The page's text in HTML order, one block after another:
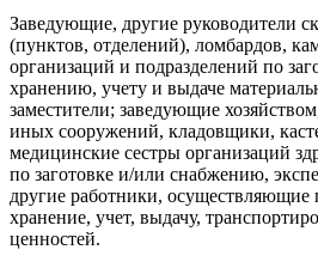
Заведующие, другие руководители
(пунктов, отделений), ломбардов,
организаций и подразделений по
хранению, учету и выдаче
заместители; заведующие
иных сооружений, кладовщики,
медицинские сестры организаций
по заготовке и/или снабжению,
другие работники, осуществляющие
хранение, учет, выдачу,
ценностей.